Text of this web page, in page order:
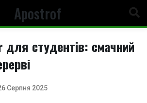
Apostrof
для студентів: смачний
Серпня 2025